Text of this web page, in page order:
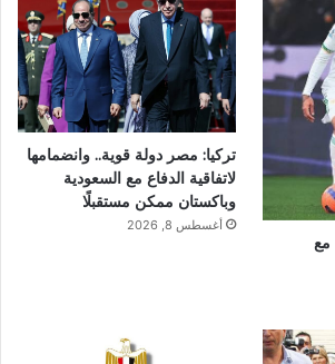
مع
تركيا: مصر دولة قوية.. وانضمامها
لاتفاقية الدفاع مع السعودية
وباكستان ممكن مستقبلًا
أغسطس 8, 2026